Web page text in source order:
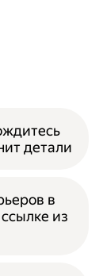
детали
в
из